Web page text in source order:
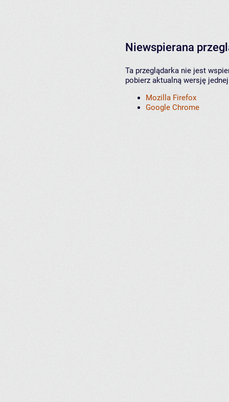
Niewspierana
Ta przeglądarka nie jest
pobierz aktualną wersję
Mozilla Firefox
Google Chrome